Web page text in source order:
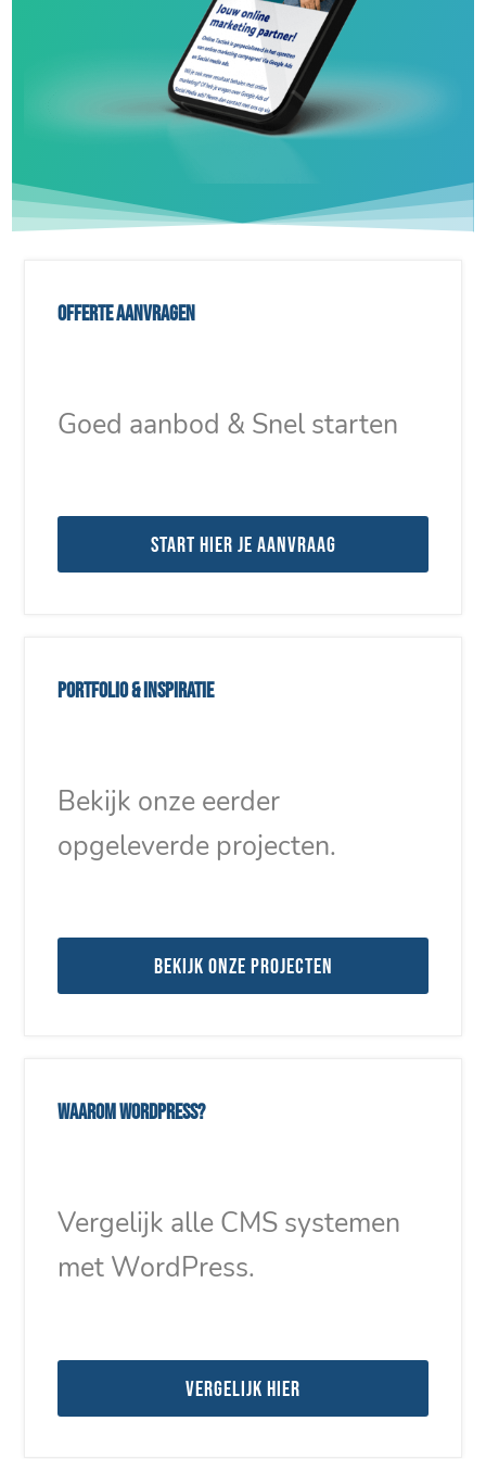
Offerte aanvragen
Goed aanbod & Snel starten
Start hier je aanvraag
Portfolio & inspiratie
Bekijk onze eerder
opgeleverde projecten.
Bekijk onze projecten
Waarom WordPress?
Vergelijk alle CMS systemen
met WordPress.
Vergelijk hier